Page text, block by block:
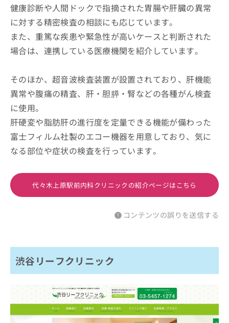
健康診断や人間ドックで指摘された胃腸や肝臓の異常
に対する精密検査の相談にも応じています。
また、重篤な疾患や緊急性が高いケースと判断された
場合は、連携している医療機関を紹介しています。
そのほか、超音波検査装置が設置されており、肝機能
異常や腹痛の精査、肝・胆膵・腎などの各種がん検査
に使用。
肝硬変や脂肪肝の進行度を定量できる機能が備わった
富士フィルム社製のエコー機器を用意しており、気に
なる部位や症状の検査を行っています。
代々木上原駅前内科クリニックの紹介ページはこちら
コンテンツの誤りを送信する
渋谷リーフクリニック